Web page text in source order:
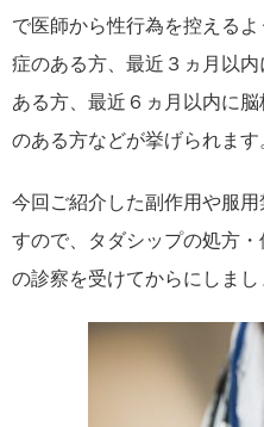
で医師から性行為を控える
症のある方、最近３ヵ月以
ある方、最近６ヵ月以内に
のある方などが挙げられます
今回ご紹介した副作用や服
すので、タダシップの処方
の診察を受けてからにしまし